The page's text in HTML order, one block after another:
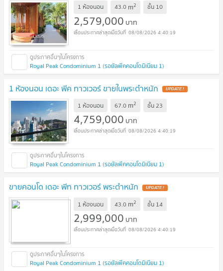
1 ห้องนอน 43.0 m2 ชั้น 10
2,579,000 บาท
08/08/2026 4:40:19
Royal Peak Condominium 1 (รอยัลพีคคอนโดมิเนียม 1)
1 ห้องนอน เดอะ พีค ทาวเวอร์ ขายในพระตำหนัก UPDATE !
1 ห้องนอน 67.0 m2 ชั้น23
4,759,000 บาท
08/08/2026 4:40:19
Royal Peak Condominium 1 (รอยัลพีคคอนโดมิเนียม 1)
ขายคอนโด เดอะ พีท ทาวเวอร์ พระตำหนัก UPDATE !
1 ห้องนอน 43.0 m2 ชั้น 14
2,999,000 บาท
08/08/2026 4:40:19
Royal Peak Condominium 1 (รอยัลพีคคอนโดมิเนียม 1)